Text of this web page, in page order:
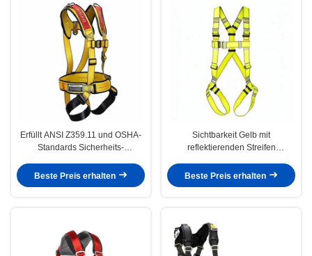
Erfüllt ANSI Z359.11 und OSHA-
Standards Sicherheits-
Schulter- und Beingurten für
Komfort-
Beste Preis erhalten
Sichtbarkeit Gelb mit
reflektierenden Streifen
mm Breite Allgemeine
Absturzsicherung für die
Beste Preis erhalten